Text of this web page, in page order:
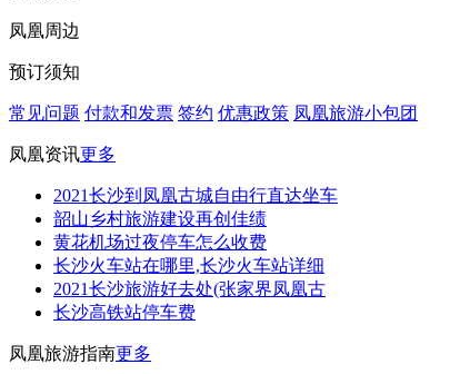
凤凰周边
预订须知
常见问题 付款和发票 签约 优惠政策 凤凰旅游小包团
凤凰资讯更多
2021长沙到凤凰古城自由行直达坐车
韶山乡村旅游建设再创佳绩
黄花机场过夜停车怎么收费
长沙火车站在哪里,长沙火车站详细
2021长沙旅游好去处(张家界凤凰古
长沙高铁站停车费
凤凰旅游指南更多